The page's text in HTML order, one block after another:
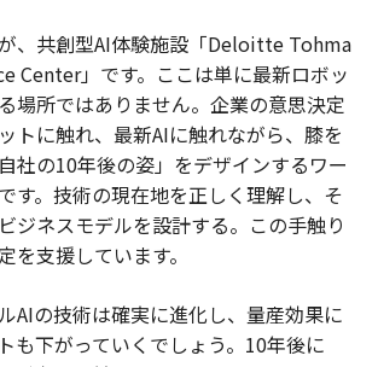
、共創型AI体験施設「Deloitte Tohma
Center」です。ここは単に最新ロボッ
場所ではありません。企業の意思決定
トに触れ、最新AIに触れながら、膝を
社の10年後の姿」をデザインするワー
す。技術の現在地を正しく理解し、そ
ジネスモデルを設計する。この手触り
を支援しています。
AIの技術は確実に進化し、量産効果に
も下がっていくでしょう。10年後に